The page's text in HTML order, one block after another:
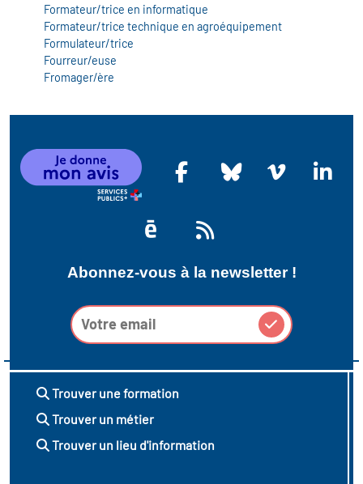
Formateur/trice en informatique
Formateur/trice technique en agroéquipement
Formulateur/trice
Fourreur/euse
Fromager/ère
Abonnez-vous à la newsletter !
Trouver une formation
Trouver un métier
Trouver un lieu d'information